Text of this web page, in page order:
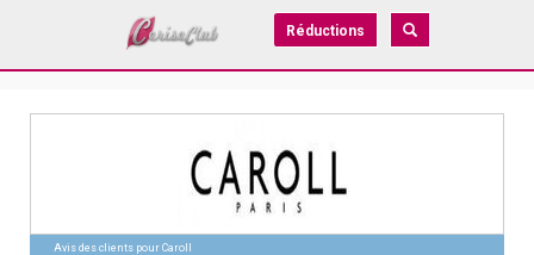
Réductions
Avis des clients pour Caroll